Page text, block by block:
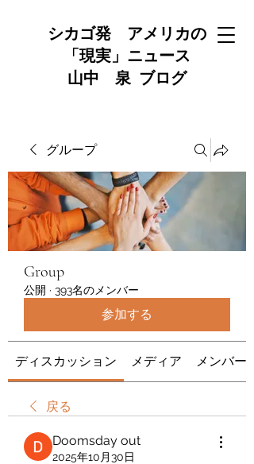
シカゴ発 アメリカの
「現実」ニュース
山中 泉 ブログ
グループ
Group
公開 · 393名のメンバー
参加する
ディスカッション メディア メンバー
戻る
Doomsday out
2025年10月30日